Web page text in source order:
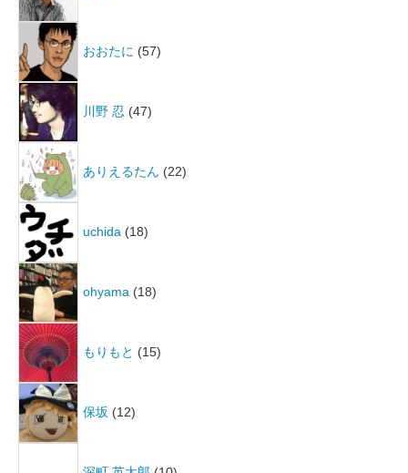
おおたに (57)
川野 忍 (47)
ありえるたん (22)
uchida (18)
ohyama (18)
もりもと (15)
保坂 (12)